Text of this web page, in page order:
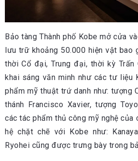
Bảo tàng Thành phố Kobe mở cửa
lưu trữ khoảng 50.000 hiện vật bao
thời Cổ đại, Trung đại, thời kỳ
khai sáng văn minh như các tư liệu
phẩm mỹ thuật trứ danh như: tượng
thánh Francisco Xavier, tượng
các tác phẩm thủ công mỹ nghệ của
hệ chặt chẽ với Kobe như:
Ryohei cũng được trưng bày trong